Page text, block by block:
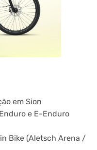
em Sion
e E-Enduro
Bike (Aletsch Arena /